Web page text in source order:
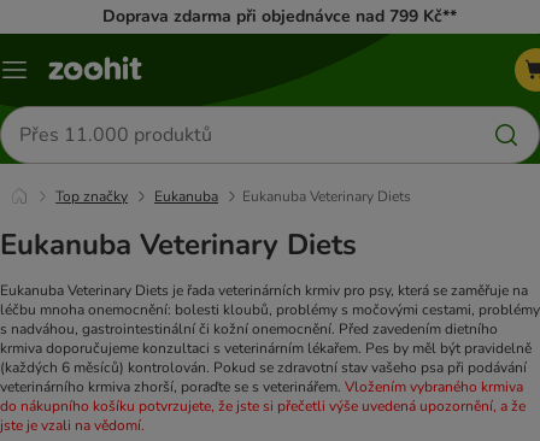
Doprava zdarma při objednávce nad 799 Kč**
Menu
Hledat
produkty
Top značky Eukanuba Eukanuba Veterinary Diets
Eukanuba Veterinary Diets
Eukanuba Veterinary Diets je řada veterinárních krmiv pro psy, která se zaměřuje na
léčbu mnoha onemocnění: bolesti kloubů, problémy s močovými cestami, problémy
s nadváhou, gastrointestinální či kožní onemocnění. Před zavedením dietního
krmiva doporučujeme konzultaci s veterinárním lékařem. Pes by měl být pravidelně
(každých 6 měsíců) kontrolován. Pokud se zdravotní stav vašeho psa při podávání
veterinárního krmiva zhorší, poraďte se s veterinářem. Vložením vybraného krmiva
do nákupního košíku potvrzujete, že jste si přečetli výše uvedená upozornění, a že
jste je vzali na vědomí.